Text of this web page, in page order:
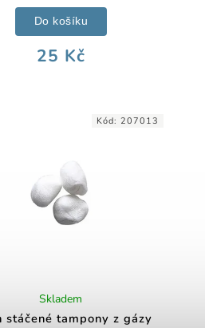
25 Kč
Do košíku
stáčené tampony z gázy
Skladem
Kód:207013